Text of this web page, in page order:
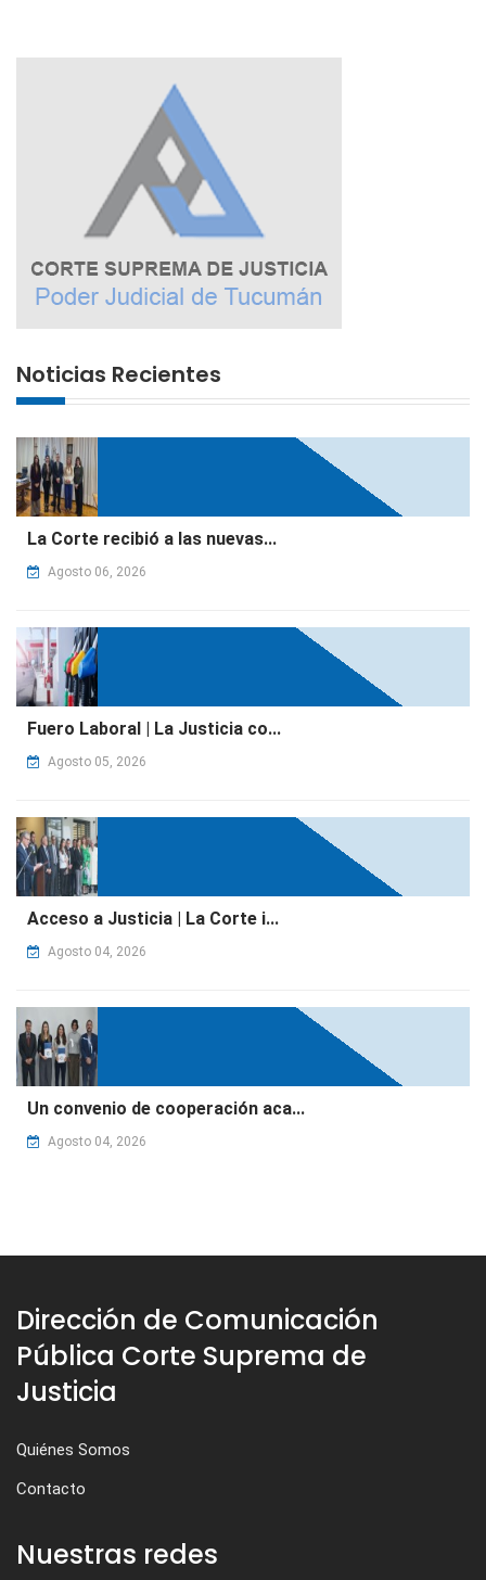
Noticias Recientes
La Corte recibió a las nuevas...
Agosto 06, 2026
Fuero Laboral | La Justicia co...
Agosto 05, 2026
Acceso a Justicia | La Corte i...
Agosto 04, 2026
Un convenio de cooperación aca...
Agosto 04, 2026
Dirección de Comunicación
Pública Corte Suprema de
Justicia
Quiénes Somos
Contacto
Nuestras redes